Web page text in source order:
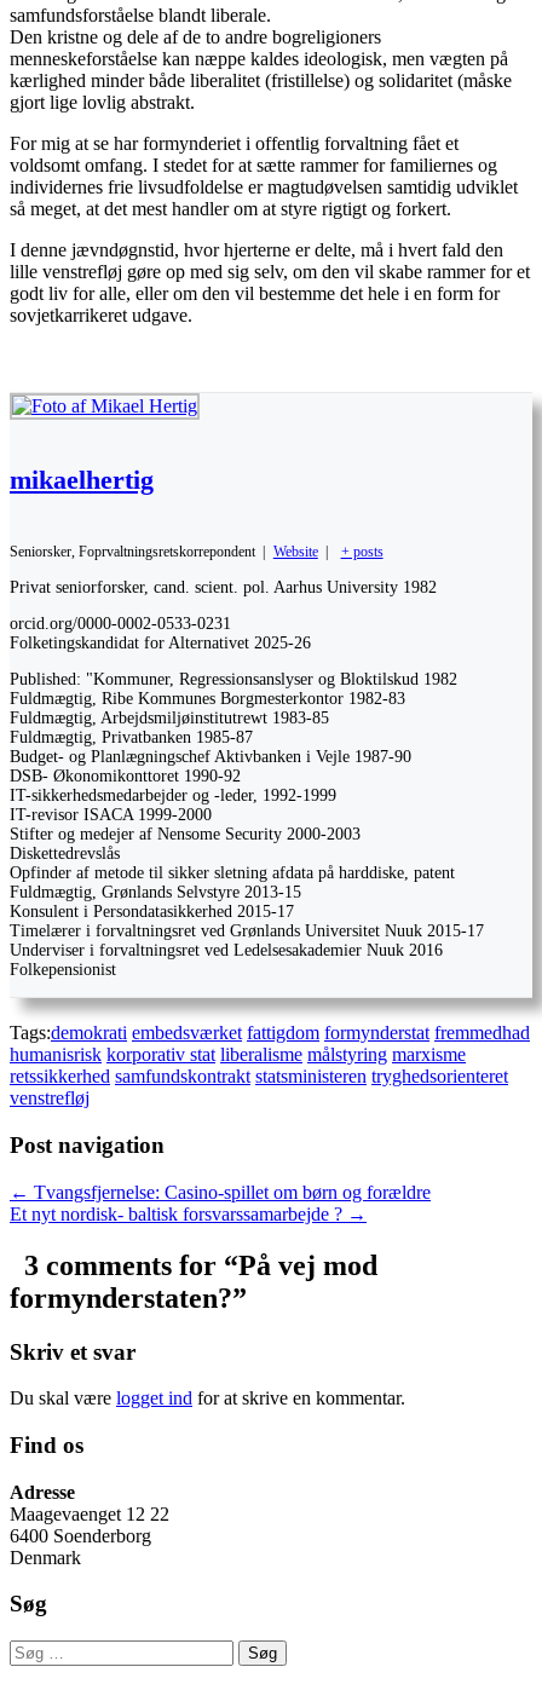
samfundsforståelse blandt liberale.
Den kristne og dele af de to andre bogreligioners
menneskeforståelse kan næppe kaldes ideologisk, men vægten på
kærlighed minder både liberalitet (fristillelse) og solidaritet (måske
gjort lige lovlig abstrakt.
For mig at se har formynderiet i offentlig forvaltning fået et
voldsomt omfang. I stedet for at sætte rammer for familiernes og
individernes frie livsudfoldelse er magtudøvelsen samtidig udviklet
så meget, at det mest handler om at styre rigtigt og forkert.
I denne jævndøgnstid, hvor hjerterne er delte, må i hvert fald den
lille venstrefløj gøre op med sig selv, om den vil skabe rammer for et
godt liv for alle, eller om den vil bestemme det hele i en form for
sovjetkarrikeret udgave.
mikaelhertig
Seniorsker, Foprvaltningsretskorrepondent Website + posts
Privat seniorforsker, cand. scient. pol. Aarhus University 1982
orcid.org/0000-0002-0533-0231
Folketingskandidat for Alternativet 2025-26
Published: "Kommuner, Regressionsanslyser og Bloktilskud 1982
Fuldmægtig, Ribe Kommunes Borgmesterkontor 1982-83
Fuldmægtig, Arbejdsmiljøinstitutrewt 1983-85
Fuldmægtig, Privatbanken 1985-87
Budget- og Planlægningschef Aktivbanken i Vejle 1987-90
DSB- Økonomikonttoret 1990-92
IT-sikkerhedsmedarbejder og -leder, 1992-1999
IT-revisor ISACA 1999-2000
Stifter og medejer af Nensome Security 2000-2003
Diskettedrevslås
Opfinder af metode til sikker sletning afdata på harddiske, patent
Fuldmægtig, Grønlands Selvstyre 2013-15
Konsulent i Persondatasikkerhed 2015-17
Timelærer i forvaltningsret ved Grønlands Universitet Nuuk 2015-17
Underviser i forvaltningsret ved Ledelsesakademier Nuuk 2016
Folkepensionist
Tags:demokrati embedsværket fattigdom formynderstat fremmedhad
humanisrisk korporativ stat liberalisme målstyring marxisme
retssikkerhed samfundskontrakt statsministeren tryghedsorienteret
venstrefløj
Post navigation
← Tvangsfjernelse: Casino-spillet om børn og forældre
Et nyt nordisk- baltisk forsvarssamarbejde ? →
3 comments for “På vej mod
formynderstaten?”
Skriv et svar
Du skal være logget ind for at skrive en kommentar.
Find os
Adresse
Maagevaenget 12 22
6400 Soenderborg
Denmark
Søg
Søg
efter: